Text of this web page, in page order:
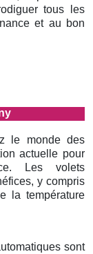
tous les
et au bon
le monde des
actuelle pour
Les volets
y compris
la température
sont